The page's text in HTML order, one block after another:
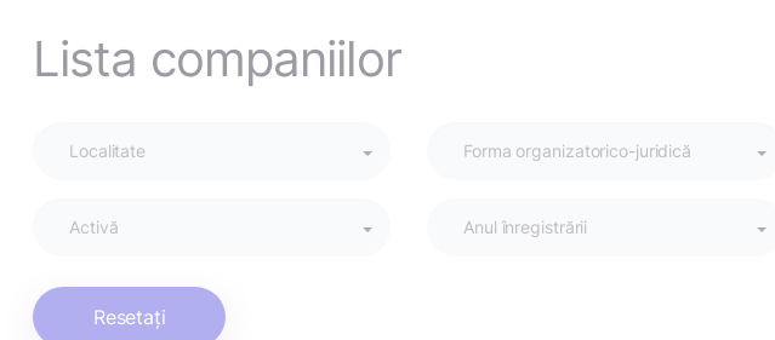
Lista companiilor
Activă Anul înregistrării
Resetați